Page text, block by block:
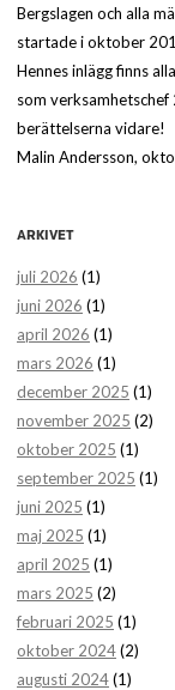
Bergslagen och alla
startade i oktober
Hennes inlägg finns
som
berättelserna vidare!
Malin Andersson,
ARKIVET
juli 2026 (1)
juni 2026 (1)
april 2026 (1)
mars 2026 (1)
december 2025 (1)
november 2025 (2)
oktober 2025 (1)
september 2025 (1)
juni 2025 (1)
maj 2025 (1)
april 2025 (1)
mars 2025 (2)
februari 2025 (1)
oktober 2024(2)
augusti 2024(1)